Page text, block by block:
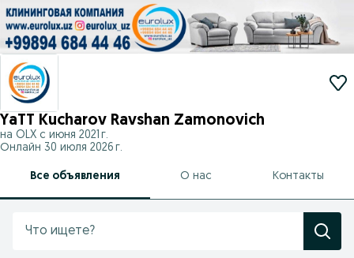
YaTT Kucharov Ravshan Zamonovich
на OLX с июня 2021 г.
Онлайн 30 июля 2026 г.
Все объявления О нас Контакты